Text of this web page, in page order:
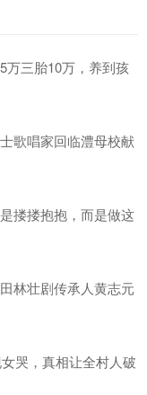
万三胎10万，养到孩
歌唱家回临澧母校献
搂搂抱抱，而是做这
林壮剧传承人黄志元
哭，真相让全村人破